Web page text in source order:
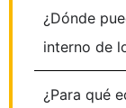
¿Dónde
interno de
¿Para qué